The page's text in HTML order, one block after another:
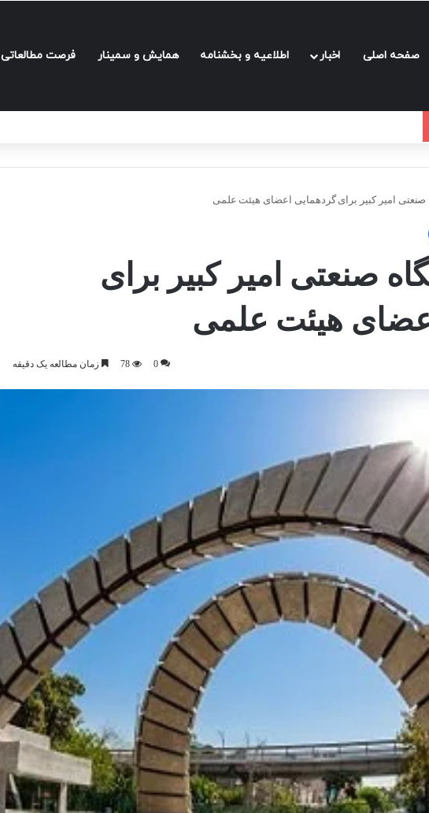
صفحه اصلی اخبار اطلاعیه و بخشنامه‌ همایش و سمینار فرصت مطالعاتی
امیر کبیر برای گردهمایی اعضای هیئت علمی
صنعتی امیر کبیر برای
هیئت علمی
0
78 زمان مطالعه یک دقیقه